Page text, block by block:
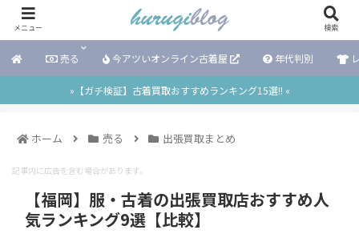
売る 今アツいオンライン古着屋 年代判別
»【ガチ検証】古着買取おすすめランキング15選!! «
ホーム 売る 出張買取まとめ
記事内に広告を含む場合があります。
【福岡】服・古着の出張買取店おすすめ人
気ランキング9選【比較】
メニュー 検索